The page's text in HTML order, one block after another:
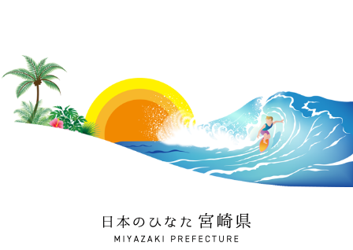
日本のひなた 宮崎県
MIYAZAKI PREFECTURE